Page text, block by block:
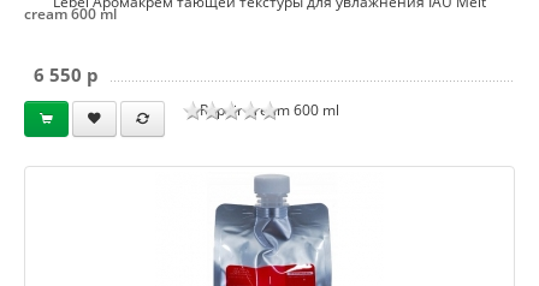
Repair cream 600 ml
cream 600 ml
6 550 p